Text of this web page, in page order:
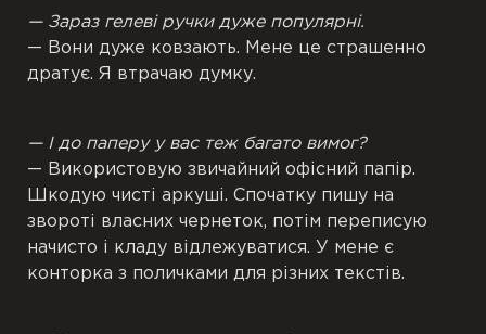
— Зараз гелеві ручки дуже популярні.
— Вони дуже ковзають. Мене це страшенно
дратує. Я втрачаю думку.
— І до паперу у вас теж багато вимог?
— Використовую звичайний офісний папір.
Шкодую чисті аркуші. Спочатку пишу на
звороті власних чернеток, потім переписую
начисто і кладу відлежуватися. У мене є
конторка з поличками для різних текстів.